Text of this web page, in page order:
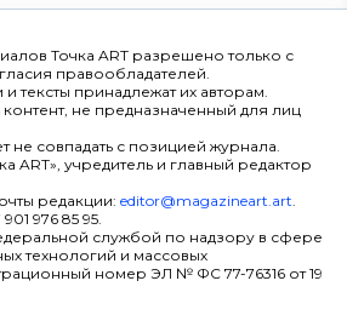
Точка ART разрешено только с
правообладателей.
тексты принадлежат их авторам.
не предназначенный для лиц
не совпадать с позицией журнала.
ART», учредитель и главный редактор
редакции: editor@magazineart.art.
976 85 95.
службой по надзору в сфере
технологий и массовых
номер ЭЛ № ФС 77-76316 от 19